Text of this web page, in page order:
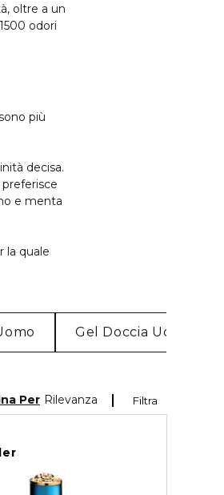
oltre a un
odori
più
decisa.
e menta
la quale
Gel Doccia Uomo
Filtra
Per Rilevanza